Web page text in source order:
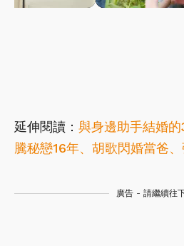
延伸閱讀： 與身邊助手結婚
騰秘戀16年、胡歌閃婚當爸
廣告 - 請繼續往